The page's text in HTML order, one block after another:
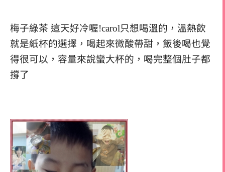
梅子綠茶 這天好冷喔!carol只想喝溫的，溫熱飲
就是紙杯的選擇，喝起來微酸帶甜，飯後喝也覺
得很可以，容量來說蠻大杯的，喝完整個肚子都
撐了